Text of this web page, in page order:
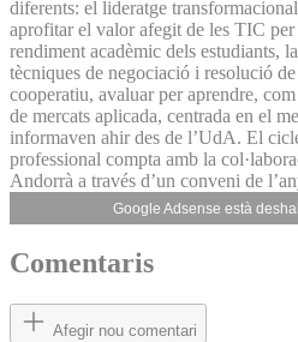
diferents: el lideratge
aprofitar el valor afegit de les TIC
rendiment acadèmic dels estudiants,
tècniques de negociació i resolució
cooperatiu, avaluar per aprendre,
de mercats aplicada, centrada en el
informaven ahir des de l’UdA. El
professional compta amb la
Andorrà a través d’un conveni de
Google Adsense està
Comentaris
Afegir nou comentari